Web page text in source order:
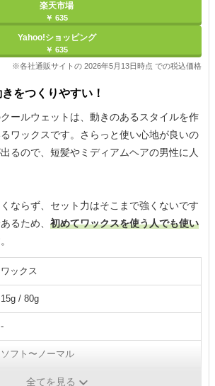
楽天市場
￥ 635
Yahoo!ショッピング
￥ 635
※各社通販サイトの 2026年5月13日時点 での税込価格
をつくりやすい！
ールウェットは、動きのあるスタイルを作
ワックスです。さらっと使い心地が良いの
るので、短髪やミディアムヘアの男性に人
ならず、セット力はそこまで強くないです
るため、 初めてワックスを使う人でも使い
ワックス
15g / 80g
-
ソフト〜ノーマル
濡れツヤ感全てを見る